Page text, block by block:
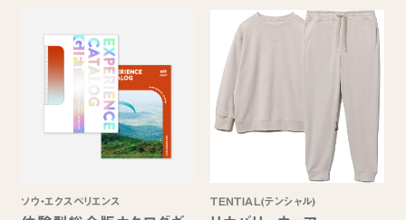
ソウ・エクスペリエンス TENTIAL(テンシャル)